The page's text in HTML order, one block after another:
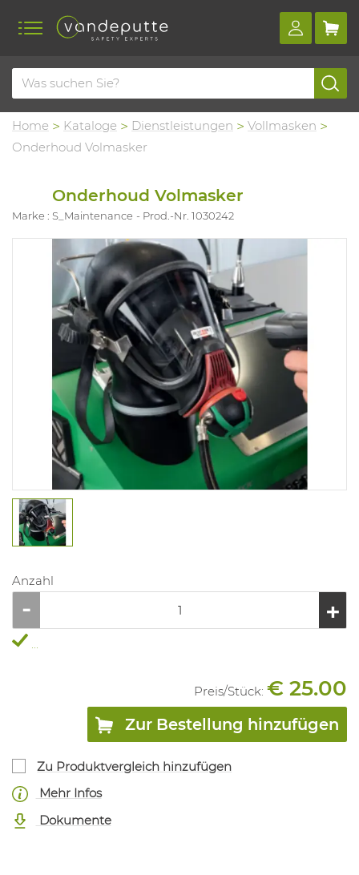
Home Kataloge Dienstleistungen
Vollmasken
Onderhoud Volmasker
Onderhoud Volmasker
Marke : S_Maintenance Prod.-Nr. 1030242
Anzahl
...
Preis/Stück: € 25.00
Zur Bestellung hinzufügen
Zu Produktvergleich hinzufügen
Mehr Infos
Dokumente